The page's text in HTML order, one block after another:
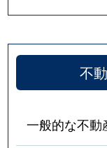
不
一般的な不動